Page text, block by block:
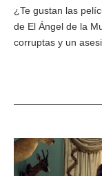
¿Te gustan las
de El Ángel de la
corruptas y un